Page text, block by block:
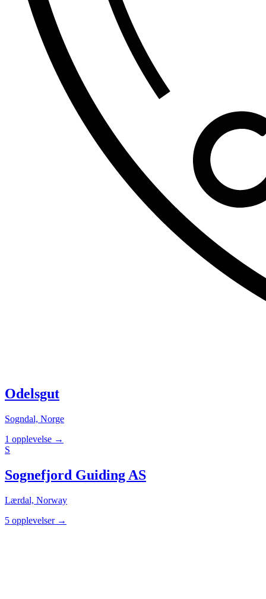
Odelsgut
Sogndal, Norge
1 opplevelse →
S
Sognefjord Guiding AS
Lærdal, Norway
5 opplevelser →